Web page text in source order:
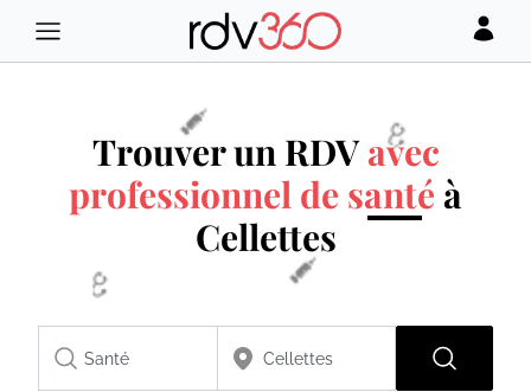
Trouver un RDVavec
professionnel de santé à
Cellettes